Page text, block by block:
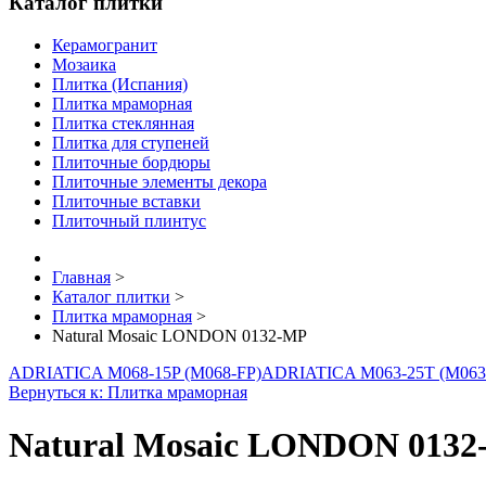
Керамогранит
Мозаика
Плитка (Испания)
Плитка мраморная
Плитка стеклянная
Плитка для ступеней
Плиточные бордюры
Плиточные элементы декора
Плиточные вставки
Плиточный плинтус
Главная >
Каталог плитки >
Плитка мраморная >
Natural Mosaic LONDON 0132-MP
ADRIATICA M068-15P (M068-FP)ADRIATICA M063-25T
Вернуться к: Плитка мраморная
Natural Mosaic LONDON